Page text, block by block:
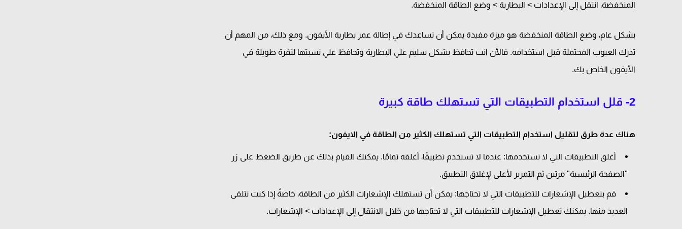
المنخفضة، انتقل إلى الإعدادات > البطارية > وضع الطاقة المنخفضة.
بشكل عام، وضع الطاقة المنخفضة هو ميزة مفيدة يمكن أن تساعدك في إطالة عمر بطارية الأيفون. ومع ذلك، من المهم أن
تدرك العيوب المحتملة قبل استخدامه. فالأن انت تحافظ بشكل سليم علي البطارية وتحافظ علي نسبتها لتفرة طويلة في
الأيفون الخاص بك.
2- قلل استخدام التطبيقات التي تستهلك طاقة كبيرة
هناك عدة طرق لتقليل استخدام التطبيقات التي تستهلك الكثير من الطاقة في الايفون:
أغلق التطبيقات التي لا تستخدمها: عندما لا تستخدم تطبيقًا، أغلقه تمامًا. يمكنك القيام بذلك عن طريق الضغط على زر
"الصفحة الرئيسية" مرتين ثم التمرير لأعلى لإغلاق التطبيق.
قم بتعطيل الإشعارات للتطبيقات التي لا تحتاجها: يمكن أن تستهلك الإشعارات الكثير من الطاقة، خاصةً إذا كنت تتلقى
العديد منها. يمكنك تعطيل الإشعارات للتطبيقات التي لا تحتاجها من خلال الانتقال إلى الإعدادات > الإشعارات.